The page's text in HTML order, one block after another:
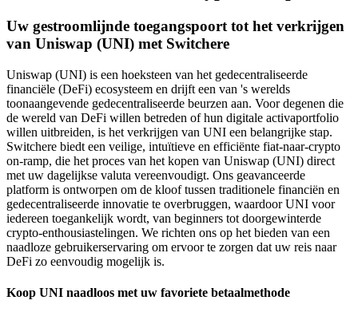
Uw gestroomlijnde toegangspoort tot het verkrijgen
van Uniswap (UNI) met Switchere
Uniswap (UNI) is een hoeksteen van het gedecentraliseerde
financiële (DeFi) ecosysteem en drijft een van 's werelds
toonaangevende gedecentraliseerde beurzen aan. Voor degenen die
de wereld van DeFi willen betreden of hun digitale activaportfolio
willen uitbreiden, is het verkrijgen van UNI een belangrijke stap.
Switchere biedt een veilige, intuïtieve en efficiënte fiat-naar-crypto
on-ramp, die het proces van het kopen van Uniswap (UNI) direct
met uw dagelijkse valuta vereenvoudigt. Ons geavanceerde
platform is ontworpen om de kloof tussen traditionele financiën en
gedecentraliseerde innovatie te overbruggen, waardoor UNI voor
iedereen toegankelijk wordt, van beginners tot doorgewinterde
crypto-enthousiastelingen. We richten ons op het bieden van een
naadloze gebruikerservaring om ervoor te zorgen dat uw reis naar
DeFi zo eenvoudig mogelijk is.
Koop UNI naadloos met uw favoriete betaalmethode